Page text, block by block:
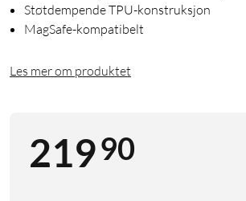
Støtdempende TPU-konstruksjon
MagSafe-kompatibelt
Les mer om produktet
21990